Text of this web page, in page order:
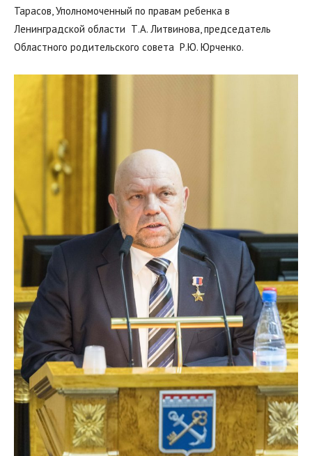
Тарасов, Уполномоченный по правам ребенка в
Ленинградской области Т.А. Литвинова, председатель
Областного родительского совета Р.Ю. Юрченко.